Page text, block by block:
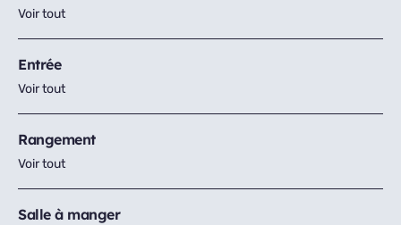
Voir tout
Entrée
Voir tout
Rangement
Voir tout
Salle à manger